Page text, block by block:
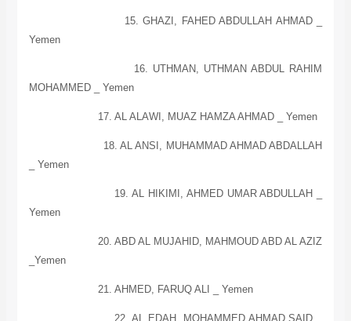
15. GHAZI, FAHED ABDULLAH AHMAD _
Yemen
16. UTHMAN, UTHMAN ABDUL RAHIM
MOHAMMED _ Yemen
17. AL ALAWI, MUAZ HAMZA AHMAD _ Yemen
18.AL ANSI, MUHAMMAD AHMAD ABDALLAH
Yemen
19. AL HIKIMI, AHMED UMAR ABDULLAH _
Yemen
20. ABD AL MUJAHID, MAHMOUD ABD AL AZIZ
_Yemen
21. AHMED, FARUQ ALI _ Yemen
22. AL EDAH, MOHAMMED AHMAD SAID _